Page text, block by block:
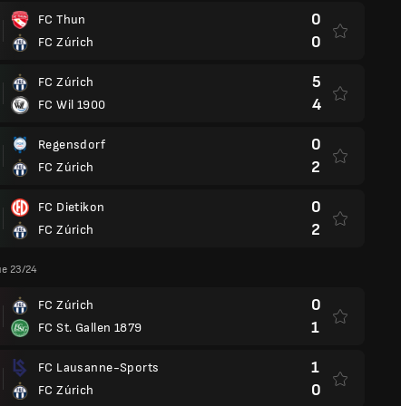
FC Thun
FC Zúrich
0
0
FC Zúrich
FC Wil 1900
5
4
Regensdorf
FC Zúrich
0
2
FC Dietikon
FC Zúrich
0
2
23/24
FC Zúrich
FC St. Gallen 1879
0
1
FC Lausanne-Sports
FC Zúrich
1
0